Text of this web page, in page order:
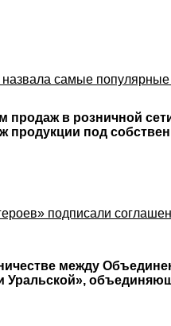
самые
в розничной
под
подписали
между
Уральской»,